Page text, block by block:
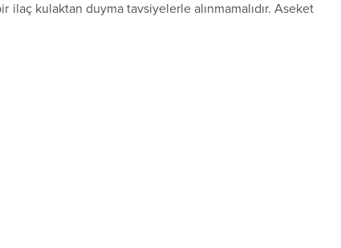
ilaç kulaktan duyma tavsiyelerle alınmamalıdır. Aseket